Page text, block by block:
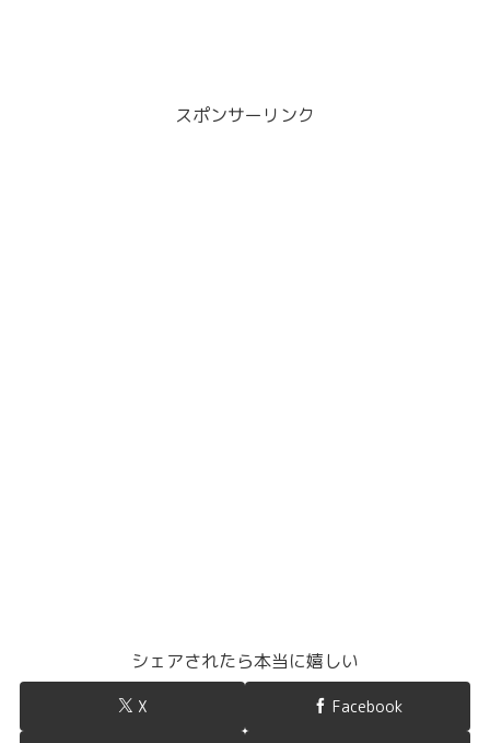
スポンサーリンク
シェアされたら本当に嬉しい
X Facebook